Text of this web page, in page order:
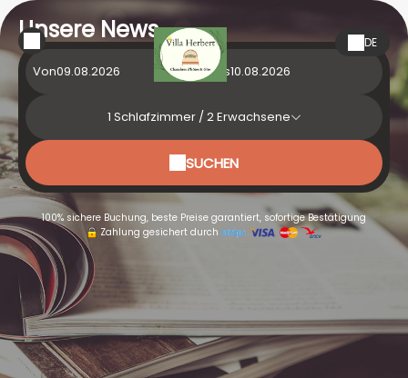
DE
Unsere News
Von bis
1 Schlafzimmer /2Erwachsene
SUCHEN
100% sichere Buchung, beste Preise garantiert, sofortige Bestätigung
Zahlung gesichert durch